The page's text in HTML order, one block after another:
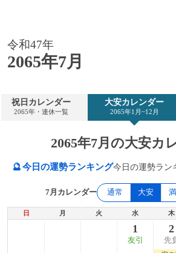
令和47年
2065年7月
祝日カレンダー
2065年・連休一覧
大安カレンダー
2065年1月~12月
2065年7月の大安カ
🔮今日の運勢ランキング今日の運勢ラン
7月カレンダー 通常 大安
日 月 火 水 木
1
友引
2
先